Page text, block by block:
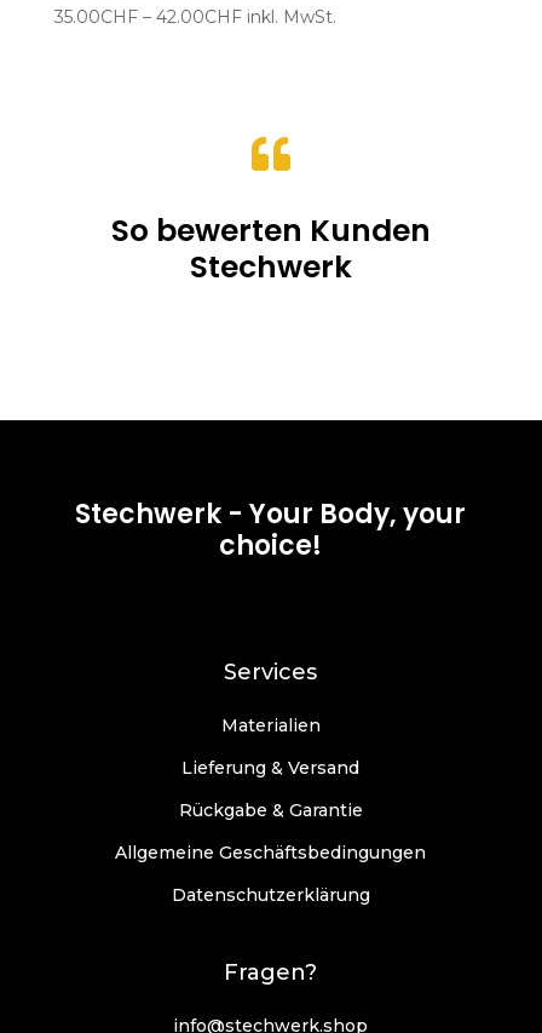
35.00CHF – 42.00CHFPreisspanne:
inkl. MwSt.

So bewerten Kunden
Stechwerk
Stechwerk - Your Body, your
choice!
Services
Materialien
Lieferung & Versand
Rückgabe & Garantie
Allgemeine Geschäftsbedingungen
Datenschutzerklärung
Fragen?
info@stechwerk.shop